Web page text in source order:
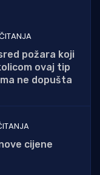
požara koji
ovaj tip
ne dopušta
cijene